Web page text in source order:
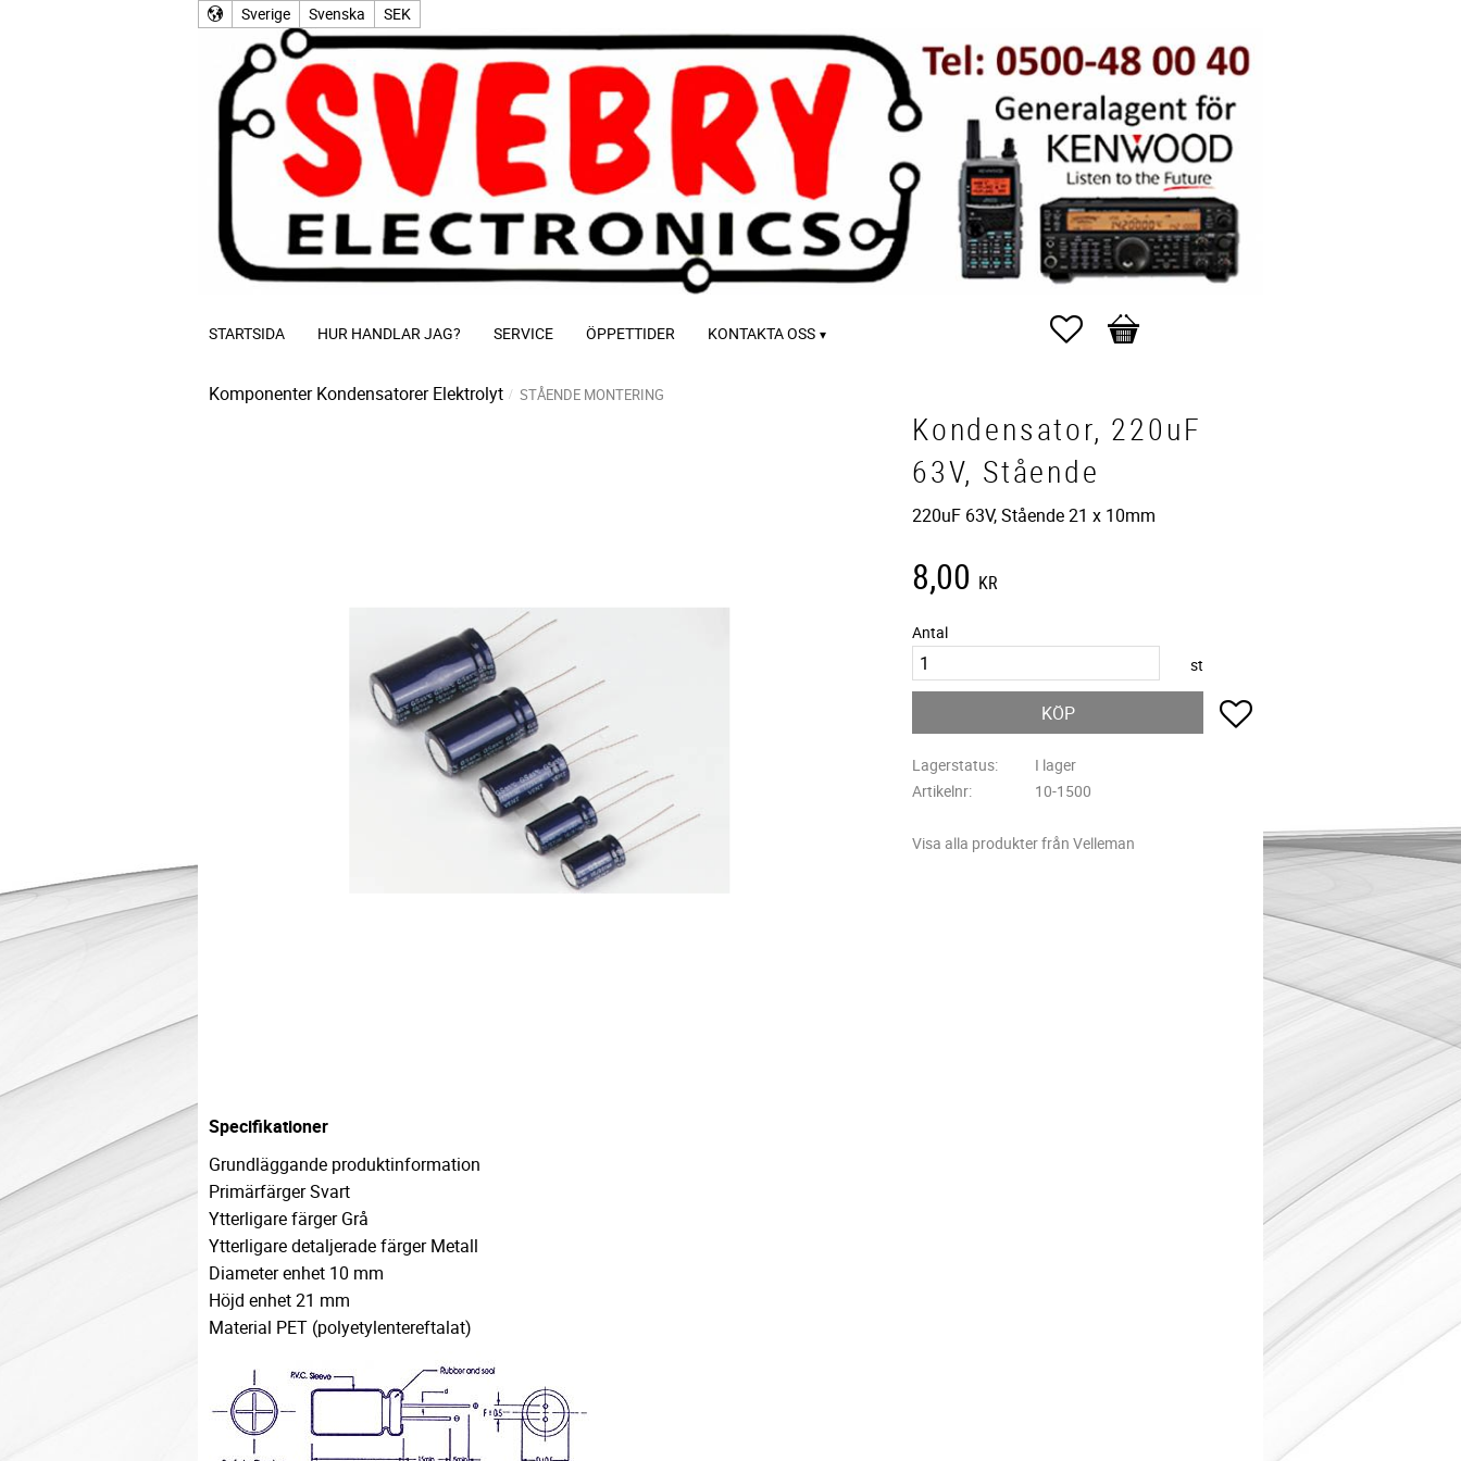
Sverige Svenska SEK
STARTSIDA HUR HANDLAR JAG? SERVICE ÖPPETTIDER KONTAKTA OSS Favoriter
Kundvagn
Komponenter Kondensatorer Elektrolyt STÅENDE MONTERING
Kondensator, 220uF
63V, Stående
220uF 63V, Stående 21 x 10mm
8,00 KR
Antal
st
KÖP Lägg till i favoriter
Lagerstatus
I lager
Artikelnr
10-1500
Visa alla produkter från Velleman
Specifikationer
Grundläggande produktinformation
Primärfärger Svart
Ytterligare färger Grå
Ytterligare detaljerade färger Metall
Diameter enhet 10 mm
Höjd enhet 21 mm
Material PET (polyetylentereftalat)